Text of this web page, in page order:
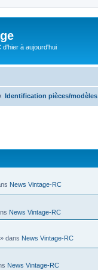
d'hier à aujourd'hui
Identification pièces/modèles
News Vintage-RC
News Vintage-RC
» dans News Vintage-RC
News Vintage-RC